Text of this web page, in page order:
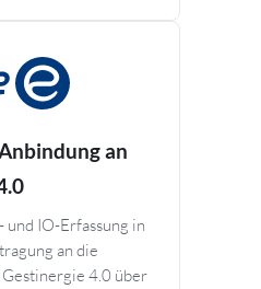
an
und IO-Erfassung in
an die
4.0 über